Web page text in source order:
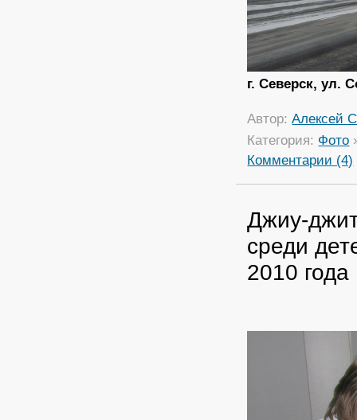
г. Северск, ул.
Автор:Алексей
Категория: Фото
Комментарии (4)
Джиу-
среди
2010 года